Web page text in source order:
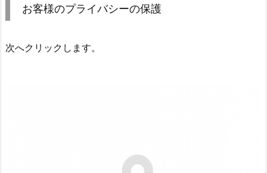
お客様のプライバシーの保護
次へクリックします。